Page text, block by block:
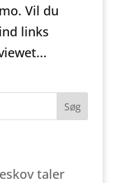
Vil du
links
taler